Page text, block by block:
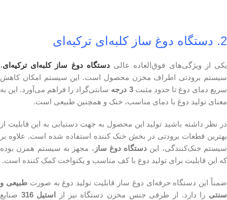
2. دستگاه دوغ ساز کلبه‌ای ترکیه‌ای
یکی از ویژگی‌های فوق‌العاده عالیدستگاه دوغ ساز کلبه‌ای ترکیه‌ای،
سیستم برودتی اطراف مخزن محصول است. این سیستم امکان کاهش
سریع دمای دوغ تا حدود مثبت3 درجه
سانتی‌گراد را فراهم می‌آورد. این به
معنای تولید دوغ با دمای مناسب، خنک و همچنین طبیعی است.
در نظر داشته باشید تولید این محصول به جهت دستیابی به این قابلیت از
بهترین قطعات برودتی در بخش خنک کننده استفاده شده است. علاوه بر
سیستم خنک‌کنندگی، این دستگاه دوغ ساز ، مجهز به سیستم همزن بوده
که این قابلیت برای تولید دوغ با کف مناسب و یکنواخت کمک کننده است.
ضمناً این دستگاه حرفه‌ای دوغ ساز قابلیت تولید دوغ به صورتطبیعی و
سنتی را دارد. از طرفی جنس مخزن دستگاه نیز از استیل 316
صنایع